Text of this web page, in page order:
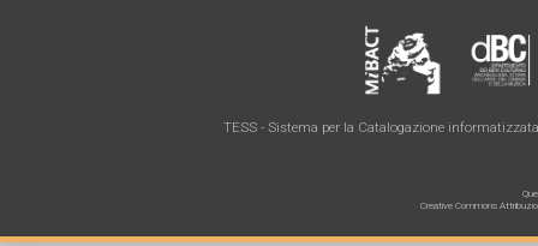
TESS - Sistema per la Catalogazione
Creative Commons